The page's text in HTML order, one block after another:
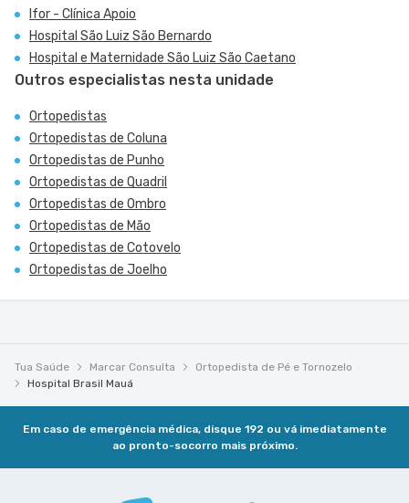
Ifor - Clínica Apoio
Hospital São Luiz São Bernardo
Hospital e Maternidade São Luiz São Caetano
Outros especialistas nesta unidade
Ortopedistas
Ortopedistas de Coluna
Ortopedistas de Punho
Ortopedistas de Quadril
Ortopedistas de Ombro
Ortopedistas de Mão
Ortopedistas de Cotovelo
Ortopedistas de Joelho
Tua Saúde Marcar Consulta
Ortopedista de Pé e Tornozelo
Hospital Brasil Mauá
Em caso de emergência médica, disque 192 ou vá imediatamente
ao pronto-socorro mais próximo.